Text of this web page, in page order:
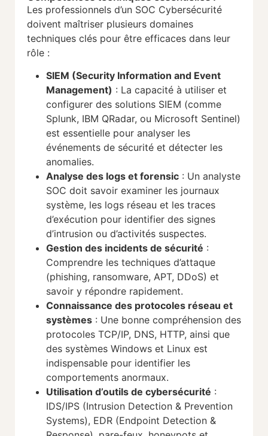
Les professionnels d’un SOC Cybersécurité
doivent maîtriser plusieurs domaines
techniques clés pour être efficaces dans leur
rôle :
SIEM (Security Information and Event
Management) : La capacité à utiliser et
configurer des solutions SIEM (comme
Splunk, IBM QRadar, ou Microsoft Sentinel)
est essentielle pour analyser les
événements de sécurité et détecter les
anomalies.
Analyse des logs et forensic : Un analyste
SOC doit savoir examiner les journaux
système, les logs réseau et les traces
d’exécution pour identifier des signes
d’intrusion ou d’activités suspectes.
Gestion des incidents de sécurité :
Comprendre les techniques d’attaque
(phishing, ransomware, APT, DDoS) et
savoir y répondre rapidement.
Connaissance des protocoles réseau et
systèmes : Une bonne compréhension des
protocoles TCP/IP, DNS, HTTP, ainsi que
des systèmes Windows et Linux est
indispensable pour identifier les
comportements anormaux.
Utilisation d’outils de cybersécurité :
IDS/IPS (Intrusion Detection & Prevention
Systems), EDR (Endpoint Detection &